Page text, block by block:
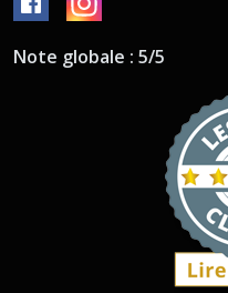
Note globale : 5/5